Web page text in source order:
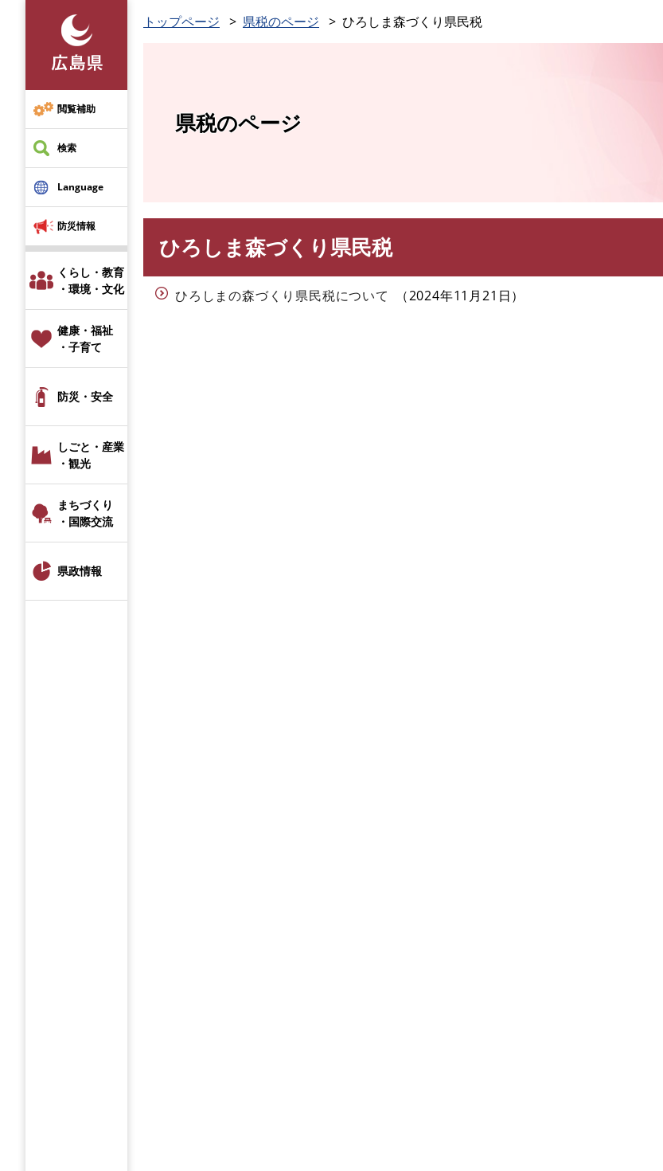
先
頭
で
す
閲覧補助
検索
Language
防災情報
くらし・教育
・環境・文化
健康・福祉
・子育て
防災・安全
しごと・産業
・観光
まちづくり
・国際交流
県政情報
トップページ 県税のページ ひろしま森づくり県民税
県税のページ
ひろしま森づくり県民税
ひろしまの森づくり県民税について 2024年11月21日